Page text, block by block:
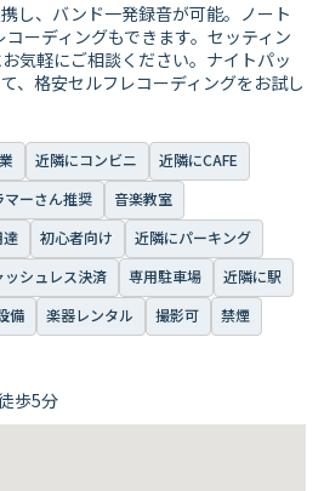
し、バンド一発録音が可能。ノート
ーディングもできます。セッティン
気軽にご相談ください。ナイトパッ
、格安セルフレコーディングをお試し
近隣にコンビニ
近隣にCAFE
マーさん推奨
音楽教室
達 初心者向け
近隣にパーキング
ッシュレス決済 専用駐車場
近隣に駅
備 楽器レンタル 撮影可
禁煙
歩5分